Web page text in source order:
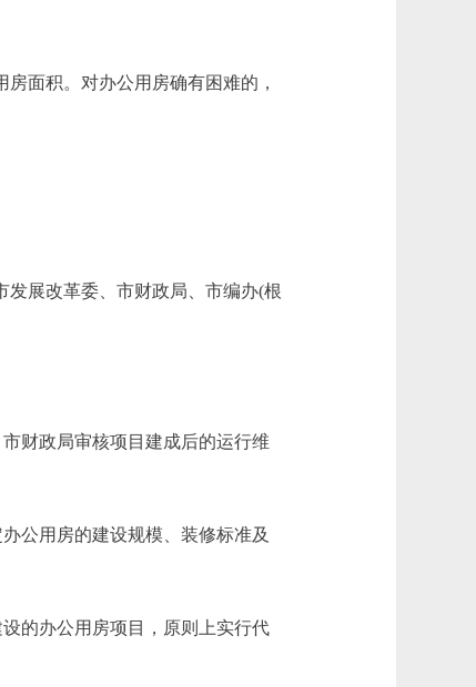
面积。对办公用房确有困难的，
展改革委、市财政局、市编办(根
财政局审核项目建成后的运行维
公用房的建设规模、装修标准及
的办公用房项目，原则上实行代